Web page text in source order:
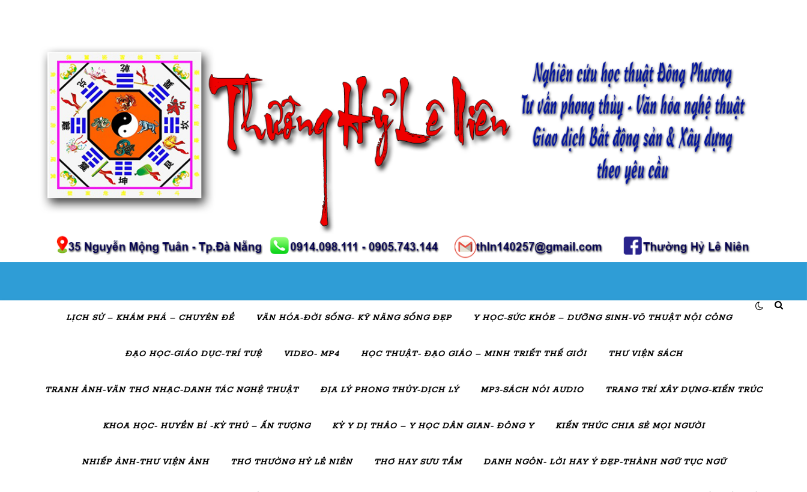
LỊCH SỬ – KHÁM PHÁ – CHUYÊN ĐỀ VĂN HÓA-ĐỜI SỐNG- KỸ NĂNG SỐNG ĐẸP Y HỌC-SỨC KHỎE – DƯỠNG SINH-VÕ THUẬT NỘI CÔNG
ĐẠO HỌC-GIÁO DỤC-TRÍ TUỆ VIDEO- MP4 HỌC THUẬT- ĐẠO GIÁO – MINH TRIẾT THẾ GIỚI THƯ VIỆN SÁCH
TRANH ẢNH-VĂN THƠ NHẠC-DANH TÁC NGHỆ THUẬT ĐỊA LÝ PHONG THỦY-DỊCH LÝ MP3-SÁCH NÓI AUDIO TRANG TRÍ XÂY DỰNG-KIẾN TRÚC
KHOA HỌC- HUYỀN BÍ -KỲ THÚ – ẤN TƯỢNG KỲ Y DỊ THẢO – Y HỌC DÂN GIAN- ĐÔNG Y KIẾN THỨC CHIA SẺ MỌI NGƯỜI
NHIẾP ẢNH-THƯ VIỆN ẢNH THƠ THƯỜNG HỶ LÊ NIÊN THƠ HAY SƯU TẦM DANH NGÔN- LỜI HAY Ý ĐẸP-THÀNH NGỮ TỤC NGỮ